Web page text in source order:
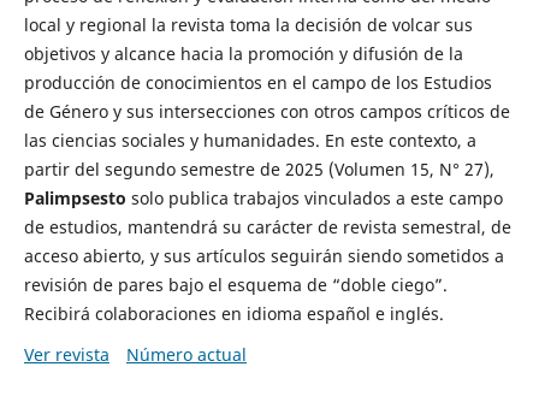
local y regional la revista toma la decisión de volcar sus
objetivos y alcance hacia la promoción y difusión de la
producción de conocimientos en el campo de los Estudios
de Género y sus intersecciones con otros campos críticos de
las ciencias sociales y humanidades. En este contexto, a
partir del segundo semestre de 2025 (Volumen 15, N° 27),
Palimpsesto solo publica trabajos vinculados a este campo
de estudios, mantendrá su carácter de revista semestral, de
acceso abierto, y sus artículos seguirán siendo sometidos a
revisión de pares bajo el esquema de “doble ciego”.
Recibirá colaboraciones en idioma español e inglés.
Ver revista
Número actual